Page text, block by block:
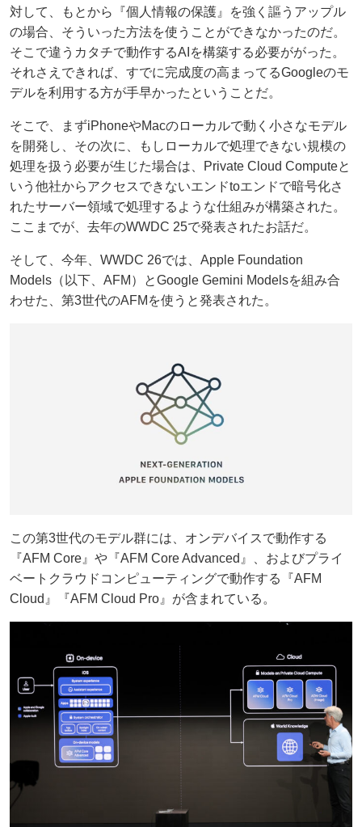
対して、もとから『個人情報の保護』を強く謳うアップル
の場合、そういった方法を使うことができなかったのだ。
そこで違うカタチで動作するAIを構築する必要ががった。
それさえできれば、すでに完成度の高まってるGoogleのモ
デルを利用する方が手早かったということだ。
そこで、まずiPhoneやMacのローカルで動く小さなモデル
を開発し、その次に、もしローカルで処理できない規模の
処理を扱う必要が生じた場合は、Private Cloud Computeと
いう他社からアクセスできないエンドtoエンドで暗号化さ
れたサーバー領域で処理するような仕組みが構築された。
ここまでが、去年のWWDC 25で発表されたお話だ。
そして、今年、WWDC 26では、Apple Foundation
Models（以下、AFM）とGoogle Gemini Modelsを組み合
わせた、第3世代のAFMを使うと発表された。
この第3世代のモデル群には、オンデバイスで動作する
『AFM Core』や『AFM Core Advanced』、およびプライ
ベートクラウドコンピューティングで動作する『AFM
Cloud』『AFM Cloud Pro』が含まれている。